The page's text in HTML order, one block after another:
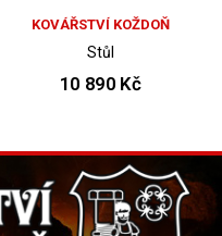
KOVÁŘSTVÍ KOŽDOŇ
Stůl
10 890 Kč